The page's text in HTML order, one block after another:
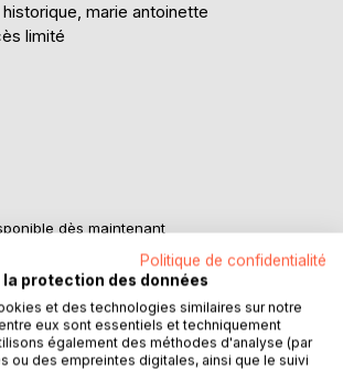
marie antoinette
limité
dès maintenant
AJOUTER AU PANIER
Politique de confidentialité
protection des données
et des technologies similaires sur notre
eux sont essentiels et techniquement
également des méthodes d'analyse (par
ou des empreintes digitales, ainsi que le suivi